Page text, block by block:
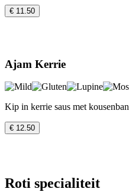
€ 11.50
Ajam Kerrie
Kip in kerrie saus met
€ 12.50
Roti specialiteit